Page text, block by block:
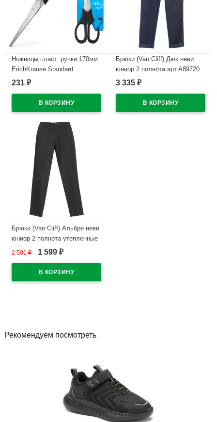
Ножницы пласт. ручки 170мм
ErichKrause Standard
арт.14861
231 ₽
Брюки (Van Cliff) Дюк неви
юниор 2 полнота арт.A89720
размер 34/140-44/170 цвет
3 335 ₽
Брюки (Van Cliff) Альбре неви
юниор 2 полнота утепленные
арт.A89710 размер 30/128-
2 501₽ 1 599 ₽
Рекомендуем посмотреть